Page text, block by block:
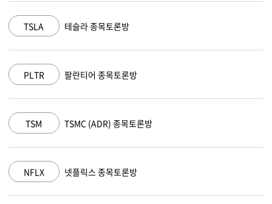
MSFT 마이크로소프트 종목토론방
AAPL 애플 종목토론방
AMZN 아마존 닷컴 종목토론방
GOOGL 알파벳 A 종목토론방